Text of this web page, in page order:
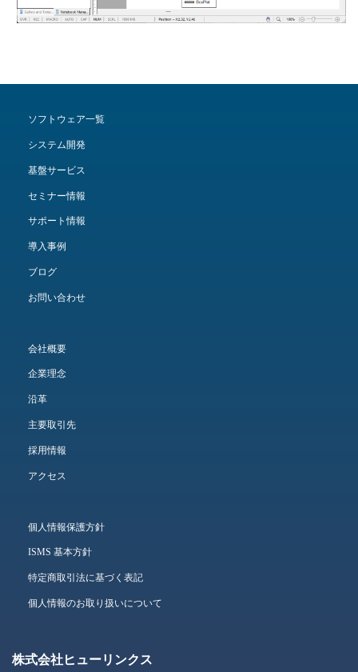
ソフトウェア一覧
システム開発
基盤サービス
セミナー情報
サポート情報
導入事例
ブログ
お問い合わせ
会社概要
企業理念
沿革
主要取引先
採用情報
アクセス
個人情報保護方針
ISMS 基本方針
特定商取引法に基づく表記
個人情報のお取り扱いについて
株式会社ヒューリンクス